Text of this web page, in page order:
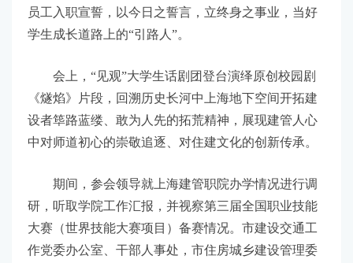
员工入职宣誓，以今日之誓言，立终身之事业，当好
学生成长道路上的“引路人”。
会上，“见观”大学生话剧团登台演绎原创校园剧
《燧焰》片段，回溯历史长河中上海地下空间开拓建
设者筚路蓝缕、敢为人先的拓荒精神，展现建管人心
中对师道初心的崇敬追逐、对住建文化的创新传承。
期间，参会领导就上海建管职院办学情况进行调
研，听取学院工作汇报，并视察第三届全国职业技能
大赛（世界技能大赛项目）备赛情况。市建设交通工
作党委办公室、干部人事处，市住房城乡建设管理委